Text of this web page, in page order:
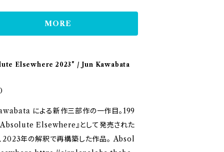
ブをこなしているMooney。 ブルース・
チャーや、KOTEZ&YANCY等で活躍す
プロジェクト。 ルイ・アームストロングを彷
伸びと、歯切れの良いKOTEZのハーモ
でるオールドジャズの名曲を収録。 サム・
どのオールドジャズ、アーリーアメリカンの
ギター、ブルースハープ、ボーカルのシン
成で録音。 NEUMANN(ノイマン)の名機
MORE
Elsewhere 2023" / Jun Kawabata
による新作三部作の一作目。199
Absolute Elsewhere』として発売された
2023年の解釈で再構築した作品。 Absol